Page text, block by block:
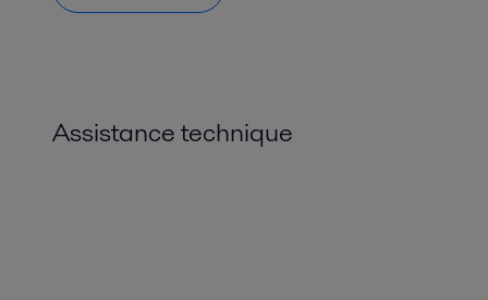
Assistance technique